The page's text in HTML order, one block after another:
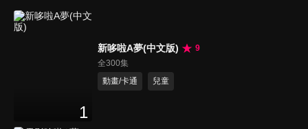
1
新哆啦A夢(中文版)
9
全300集
動畫/卡通
兒童